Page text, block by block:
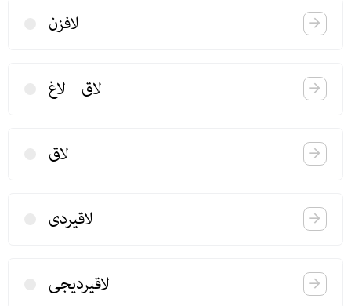
لافزن
لاق - لاغ
لاق
لاقیردی
لاقیردیجی